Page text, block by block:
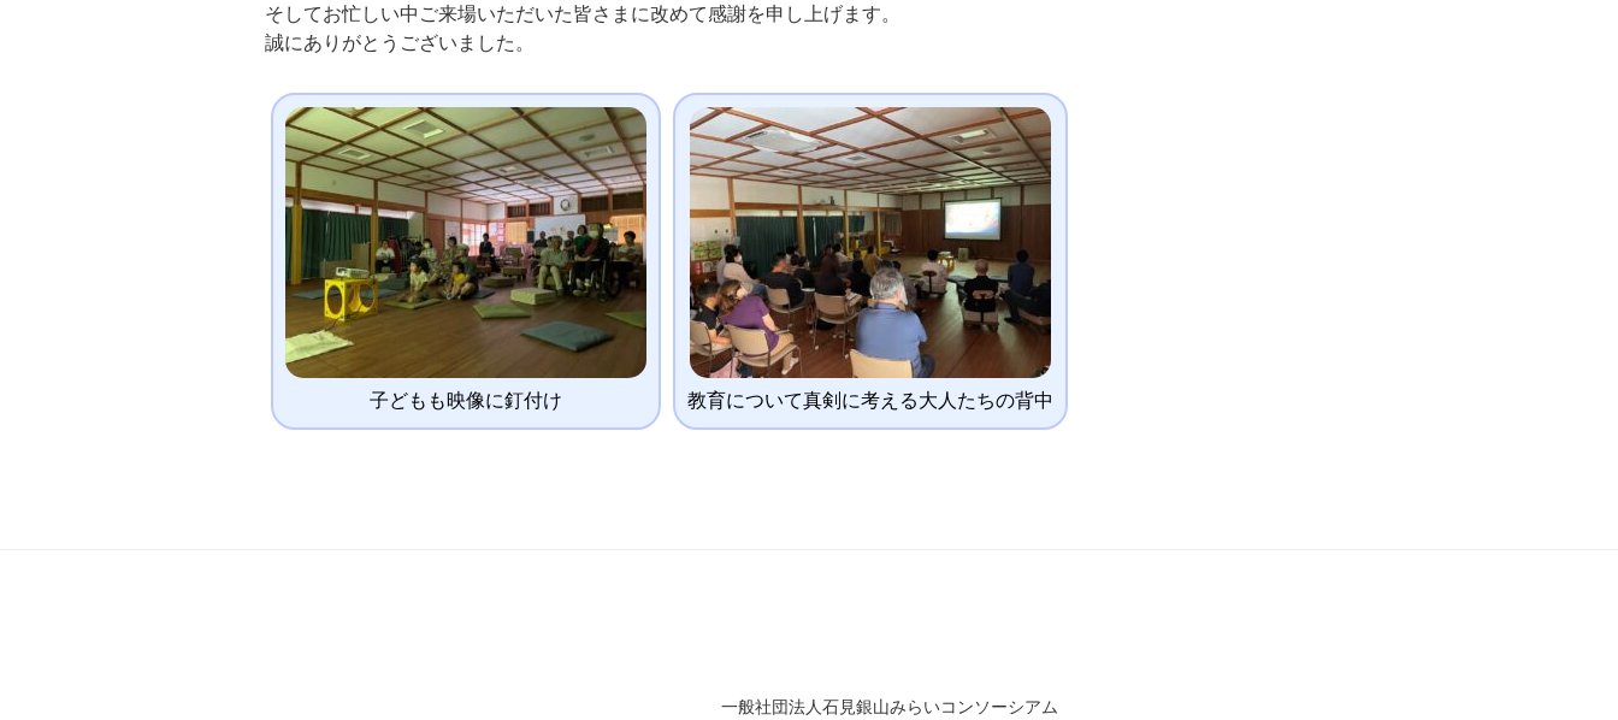
そしてお忙しい中ご来場いただいた皆さまに改めて感謝を申し上げます。
誠にありがとうございました。
子どもも映像に釘付け 教育について真剣に考える大人たちの背中
一般社団法人石見銀山みらいコンソーシアム